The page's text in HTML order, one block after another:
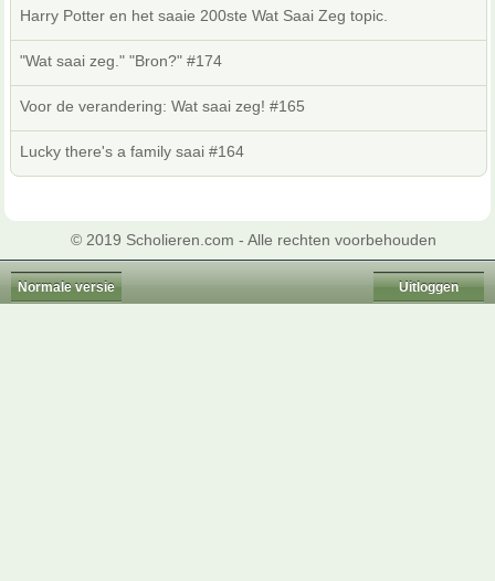
Harry Potter en het saaie 200ste Wat Saai Zeg topic.
"Wat saai zeg." "Bron?" #174
Voor de verandering: Wat saai zeg! #165
Lucky there's a family saai #164
© 2019 Scholieren.com - Alle rechten voorbehouden
Normale versie Uitloggen